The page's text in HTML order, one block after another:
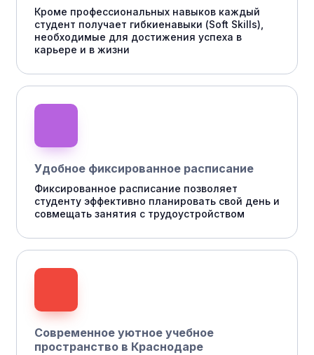
Кроме профессиональных навыков каждый
студент получает гибкиенавыки (Soft Skills),
необходимые для достижения успеха в
карьере и в жизни
Удобное фиксированное расписание
Фиксированное расписание позволяет
студенту эффективно планировать свой день и
совмещать занятия с трудоустройством
Современное уютное учебное
пространство в Краснодаре